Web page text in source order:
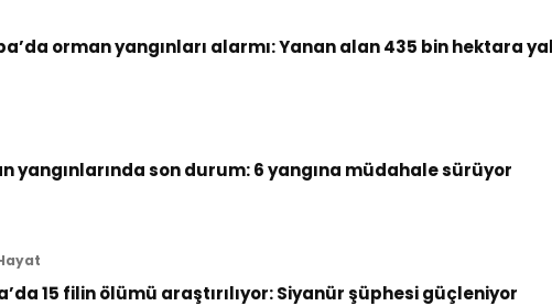
orman yangınları alarmı: Yanan alan 435 bin hektara
yangınlarında son durum: 6 yangına müdahale sürüyor
15 filin ölümü araştırılıyor: Siyanür şüphesi güçleniyor